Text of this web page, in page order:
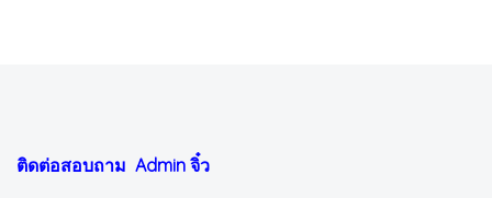
ติดต่อสอบถาม Admin จิ๋ว